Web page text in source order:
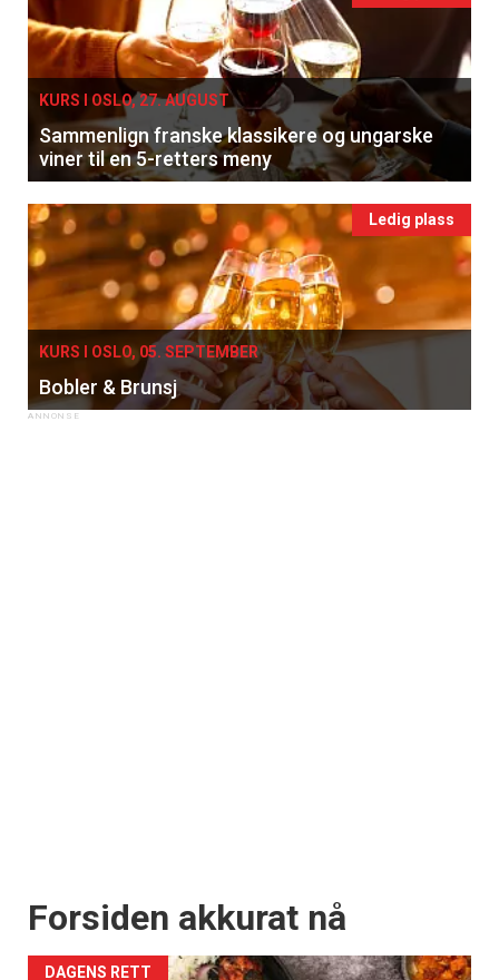
KURS I OSLO, 27. AUGUST
Sammenlign franske klassikere og ungarske
viner til en 5-retters meny
Ledig plass
KURS I OSLO, 05. SEPTEMBER
Bobler & Brunsj
Forsiden akkurat nå
DAGENS RETT